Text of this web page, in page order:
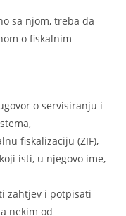
sa njom, treba da
o fiskalnim
o servisiranju i
fiskalizaciju (ZIF),
isti, u njegovo ime,
zahtjev i potpisati
nekim od